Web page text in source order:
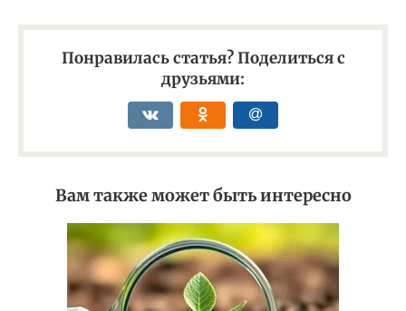
Понравилась статья? Поделиться с
друзьями:
Вам также может быть интересно